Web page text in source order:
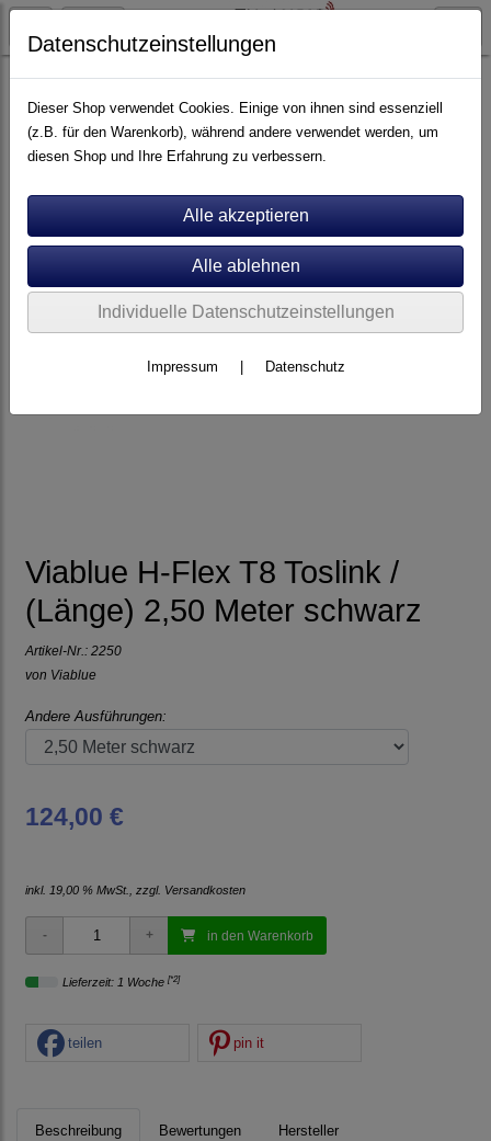
Artikel nach Marken P - Z Viablue
Viablue H-Flex T8 Toslink /
(Länge) 2,50 Meter schwarz
Artikel-Nr.: 2250
von Viablue
Andere Ausführungen:
124,00 €
inkl. 19,00 % MwSt., zzgl. Versandkosten
in den Warenkorb
Lieferzeit: 1 Woche [*2]
teilen pin it
Beschreibung Bewertungen Hersteller
Datenschutzeinstellungen
Dieser Shop verwendet Cookies. Einige von ihnen sind essenziell
(z.B. für den Warenkorb), während andere verwendet werden, um
diesen Shop und Ihre Erfahrung zu verbessern.
Individuelle Datenschutzeinstellungen
Impressum Datenschutz